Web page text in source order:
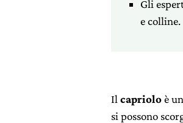
Gli
e colline.
Il caprioloè
si possono